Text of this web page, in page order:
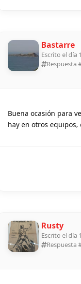
Bastarre
Escrito el día
Respuesta
Buena ocasión para
hay en otros
Rusty
Escrito el día
Respuesta